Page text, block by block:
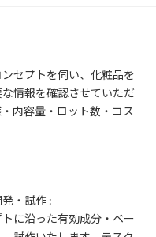
セプトを伺い、化粧品を
情報を確認させていただ
内容量・ロット数・コス
・試作 :
に沿った有効成分・ベー